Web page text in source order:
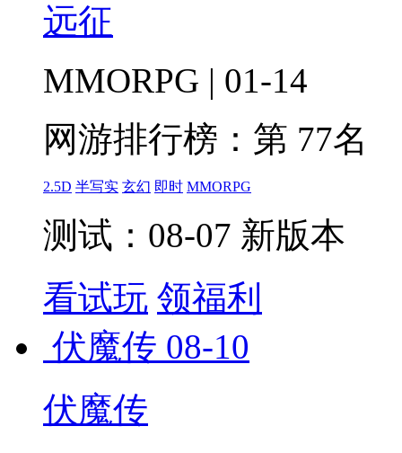
远征
MMORPG | 01-14
网游排行榜： 第 77名
2.5D 半写实 玄幻 即时 MMORPG
测试：08-07 新版本
看试玩 领福利
伏魔传 08-10
伏魔传